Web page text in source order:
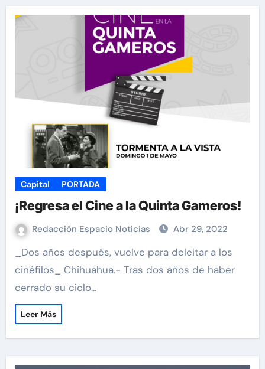
Capital PORTADA
¡Regresa el Cine a la Quinta Gameros!
Redacción Espacio Noticias Abr 29, 2022
cinéfilos_ Chihuahua.- Tras dos años de haber
cerrado su ciclo…
Leer Más